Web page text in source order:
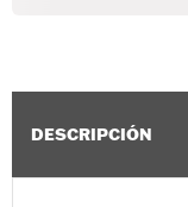
DESCRIPCIÓN